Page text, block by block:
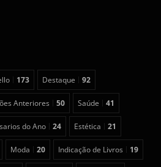
173 Destaque 92
Anteriores 50 Saúde 41
do Ano 24 Estética 21
Moda 20 Indicação de Livros 19